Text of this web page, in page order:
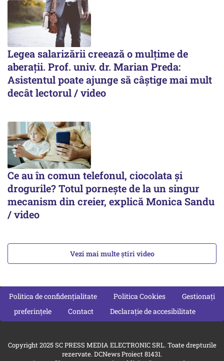
Legea salarizării creează o mulțime de
aberații. Prof. univ. dr. Marian Preda:
Asistentul poate ajunge să câștige mai mult
decât lectorul / video
Ce au în comun telefonul, ciocolata și
drogurile? Totul pornește de la un singur
mecanism din creier, explică Monica Sandu
/ video
Vezi mai multe știri video
Politica de confidențialitate Politica Cookies
Gestionați
preferințele
Contact Declarație de accesibilitate
Copyright 2025 SC PRESS MEDIA ELECTRONIC SRL. Toate drepturile
rezervate. DCNews Proiect 81431.